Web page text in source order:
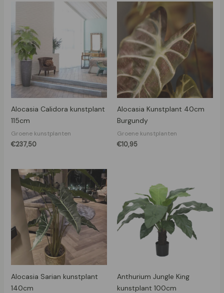
Alocasia Calidora kunstplant
115cm
Groene kunstplanten
€237,50
Alocasia Kunstplant 40cm
Burgundy
Groene kunstplanten
€10,95
Alocasia Sarian kunstplant
140cm
Anthurium Jungle King
kunstplant 100cm